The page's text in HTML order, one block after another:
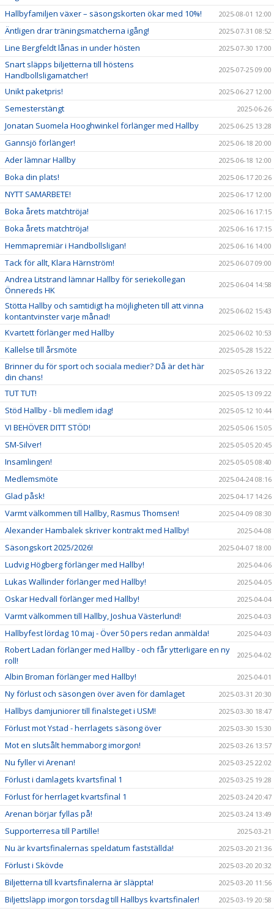
Hallbyfamiljen växer – säsongskorten ökar med 10%! 2025-08-01 12:00
Äntligen drar träningsmatcherna igång! 2025-07-31 08:52
Line Bergfeldt lånas in under hösten 2025-07-30 17:00
Snart släpps biljetterna till höstens
Handbollsligamatcher!
2025-07-25 09:00
Unikt paketpris! 2025-06-27 12:00
Semesterstängt 2025-06-26
Jonatan Suomela Hooghwinkel förlänger med Hallby 2025-06-25 13:28
Gannsjö förlänger! 2025-06-18 20:00
Ader lämnar Hallby 2025-06-18 12:00
Boka din plats! 2025-06-17 20:26
NYTT SAMARBETE! 2025-06-17 12:00
Boka årets matchtröja! 2025-06-16 17:15
Boka årets matchtröja! 2025-06-16 17:15
Hemmapremiär i Handbollsligan! 2025-06-16 14:00
Tack för allt, Klara Härnström! 2025-06-07 09:00
Andrea Litstrand lämnar Hallby för seriekollegan
Önnereds HK
2025-06-04 14:58
Stötta Hallby och samtidigt ha möjligheten till att vinna
kontantvinster varje månad!
2025-06-02 15:43
Kvartett förlänger med Hallby 2025-06-02 10:53
Kallelse till årsmöte 2025-05-28 15:22
Brinner du för sport och sociala medier? Då är det här
din chans!
2025-05-26 13:22
TUT TUT! 2025-05-13 09:22
Stöd Hallby - bli medlem idag! 2025-05-12 10:44
VI BEHÖVER DITT STÖD! 2025-05-06 15:05
SM-Silver! 2025-05-05 20:45
Insamlingen! 2025-05-05 08:40
Medlemsmöte 2025-04-24 08:16
Glad påsk! 2025-04-17 14:26
Varmt välkommen till Hallby, Rasmus Thomsen! 2025-04-09 08:30
Alexander Hambalek skriver kontrakt med Hallby! 2025-04-08
Säsongskort 2025/2026! 2025-04-07 18:00
Ludvig Högberg förlänger med Hallby! 2025-04-06
Lukas Wallinder förlänger med Hallby! 2025-04-05
Oskar Hedvall förlänger med Hallby! 2025-04-04
Varmt välkommen till Hallby, Joshua Västerlund! 2025-04-03
Hallbyfest lördag 10 maj - Över 50 pers redan anmälda! 2025-04-03
Robert Ladan förlänger med Hallby - och får ytterligare en ny
roll!
2025-04-02
Albin Broman förlänger med Hallby! 2025-04-01
Ny förlust och säsongen över även för damlaget 2025-03-31 20:30
Hallbys damjuniorer till finalsteget i USM! 2025-03-30 18:47
Förlust mot Ystad - herrlagets säsong över 2025-03-30 15:30
Mot en slutsålt hemmaborg imorgon! 2025-03-26 13:57
Nu fyller vi Arenan! 2025-03-25 22:02
Förlust i damlagets kvartsfinal 1 2025-03-25 19:28
Förlust för herrlaget kvartsfinal 1 2025-03-24 20:47
Arenan börjar fyllas på! 2025-03-24 13:49
Supporterresa till Partille! 2025-03-21
Nu är kvartsfinalernas speldatum fastställda! 2025-03-20 21:36
Förlust i Skövde 2025-03-20 20:32
Biljetterna till kvartsfinalerna är släppta! 2025-03-20 11:56
Biljettsläpp imorgon torsdag till Hallbys kvartsfinaler! 2025-03-19 20:58